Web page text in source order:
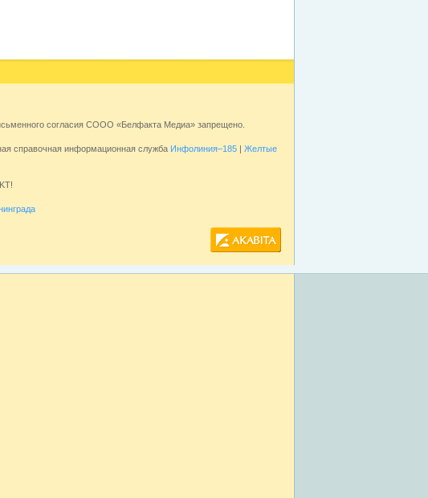
согласия СООО «Белфакта Медиа» запрещено.
справочная информационная служба Инфолиния–185| Желтые